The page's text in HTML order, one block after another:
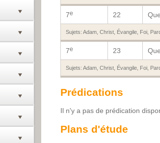
7e 22
Sujets: Adam, Christ, Évangile, Foi,
7e 23
Sujets: Adam, Christ, Évangile, Foi,
Prédications
Il n'y a pas de prédication
Plans d'étude